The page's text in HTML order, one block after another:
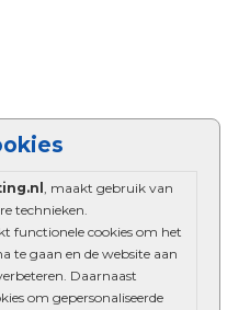
, maakt gebruik van
technieken.
functionele cookies om het
te gaan en de website aan
Daarnaast
om gepersonaliseerde